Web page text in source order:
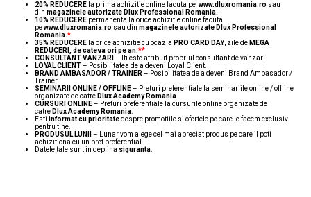
20% REDUCERE la prima achizitie online facuta pe www.dluxromania.ro sau
din magazinele autorizate Dlux Professional Romania.
10% REDUCERE permanenta la orice achizitie online facuta
pewww.dluxromania.ro sau din magazinele autorizate Dlux Professional
Romania.*
35% REDUCERE la orice achizitie cu ocazia PRO CARD DAY, zile de MEGA
REDUCERI, de cateva ori pe an.**
CONSULTANT VANZARI – Iti este atribuit propriul consultant de vanzari.
LOYAL CLIENT– Posibilitatea de a deveni Loyal Client.
BRAND AMBASADOR / TRAINER – Posibilitatea de a deveni Brand Ambasador /
Trainer.
SEMINARII ONLINE / OFFLINE– Preturi preferentiale la seminariile online / offline
organizate de catre Dlux Academy Romania
CURSURI ONLINE– Preturi preferentiale la cursurile online organizate de
catre Dlux Academy Romania
Esti informat cu prioritatedespre promotiile si ofertele pe care le facem exclusiv
pentru tine.
PRODUSUL LUNII
– Lunar vom alege cel mai apreciat produs pe care il poti
achizitiona cu un pret preferential.
Datele tale sunt in deplina siguranta